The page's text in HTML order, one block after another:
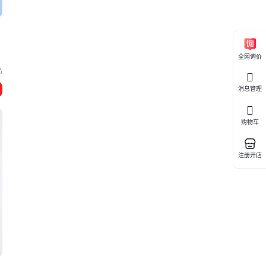
全网询价
消息管理
购物车
注册开店